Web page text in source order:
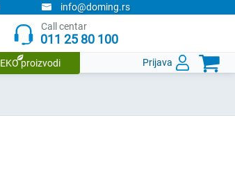
info@doming.rs
Call centar
011 25 80 100
EKO proizvodi Prijava 